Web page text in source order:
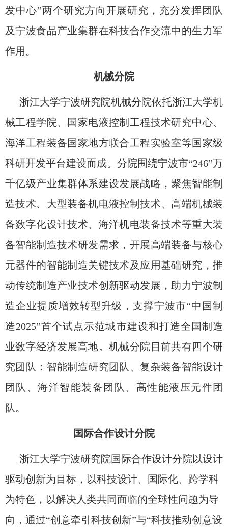
发中心”两个研究方向开展研究，充分发挥团队
及宁波食品产业集群在科技合作交流中的生力军
作用。
机械分院
浙江大学宁波研究院机械分院依托浙江大学机
械工程学院、国家电液控制工程技术研究中心、
海洋工程装备国家地方联合工程实验室等国家级
科研开发平台建设而成。分院围绕宁波市“246”万
千亿级产业集群体系建设发展战略，聚焦智能制
造技术、大型装备机电液控制技术、高端机械装
备数字化设计技术、海洋机电装备技术等重大装
备智能制造技术研发需求，开展高端装备与核心
元器件的智能制造关键技术及应用基础研究，推
动传统制造产业技术创新驱动发展，助力宁波制
造企业提质增效转型升级，支撑宁波市“中国制
造2025”首个试点示范城市建设和打造全国制造
业数字经济发展高地。 机械分院目前共有四个研
究团队：智能制造研究团队、复杂装备智能设计
团队、海洋智能装备团队、高性能液压元件团
队。
国际合作设计分院
浙江大学宁波研究院国际合作设计分院以设计
驱动创新为目标，以科技设计、国际化、跨学科
为特色，以解决人类共同面临的全球性问题为导
向，通过“创意牵引科技创新”与“科技推动创意设